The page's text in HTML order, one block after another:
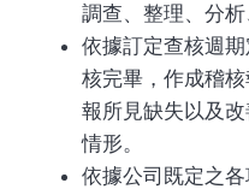
調查、整理、分析
依據訂定查核週
核完畢，作成稽
報所見缺失以及
情形。
依據公司既定之